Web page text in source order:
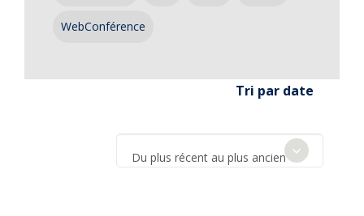
WebConférence
Tri par date
Du plus récent au plus ancien